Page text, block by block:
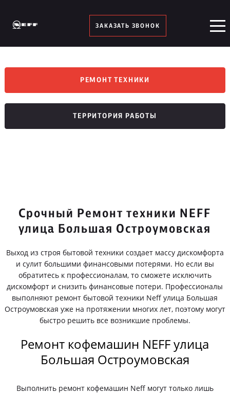
ЗАКАЗАТЬ ЗВОНОК
РЕМОНТ ТЕХНИКИ
ТЕРРИТОРИЯ РАБОТЫ
Срочный Ремонт техники NEFF
улица Большая Остроумовская
Выход из строя бытовой техники создает массу дискомфорта
и сулит большими финансовыми потерями. Но если вы
обратитесь к профессионалам, то сможете исключить
дискомфорт и снизить финансовые потери. Профессионалы
выполняют ремонт бытовой техники Neff улица Большая
Остроумовская уже на протяжении многих лет, поэтому могут
быстро решить все возникшие проблемы.
Ремонт кофемашин NEFF улица
Большая Остроумовская
Выполнить ремонт кофемашин Neff могут только лишь